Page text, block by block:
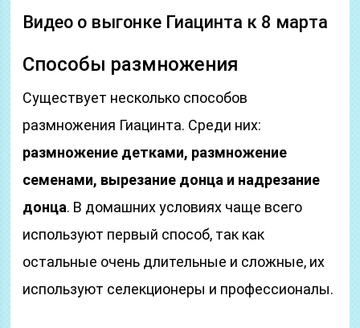
Видео о выгонке Гиацинта к 8 марта
Способы размножения
Существует несколько способов
размножения Гиацинта. Среди них:
размножение детками, размножение
семенами, вырезание донца и надрезание
донца. В домашних условиях чаще всего
используют первый способ, так как
остальные очень длительные и сложные, их
используют селекционеры и профессионалы.